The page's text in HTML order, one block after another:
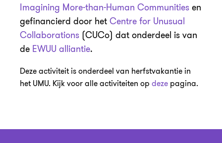
Imagining More-than-Human Communitiesen
gefinancierd door het Centre for Unusual
Collaborations(CUCo) dat onderdeel is van
de EWUU alliantie.
Deze activiteit is onderdeel van herfstvakantie in
het UMU. Kijk voor alle activiteiten op dezepagina.